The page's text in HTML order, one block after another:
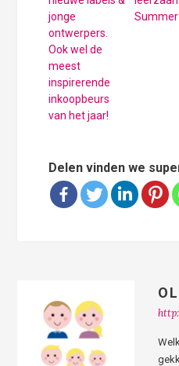
jonge
ontwerpers.
Ook wel de
meest
inspirerende
inkoopbeurs
van het jaar!
Delen vinden we